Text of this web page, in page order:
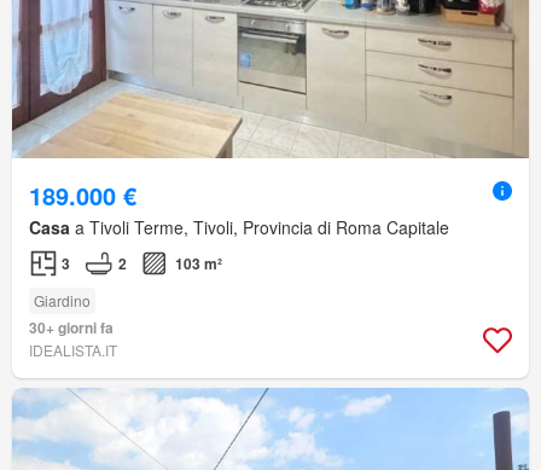
189.000 €
Casa a Tivoli Terme, Tivoli, Provincia di Roma Capitale
3 2 103 m²
Giardino
30+ giorni fa
IDEALISTA.IT